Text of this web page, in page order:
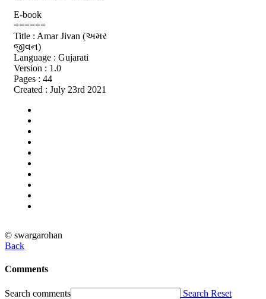
E-book
======
Title : Amar Jivan (અમર
જીવન)
Language : Gujarati
Version : 1.0
Pages : 44
Created : July 23rd 2021
© swargarohan
Back
Comments
Search comments Search Reset